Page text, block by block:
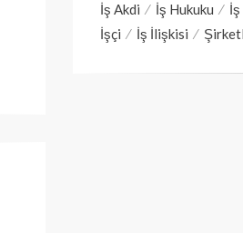
İş Akdi
İş Hukuku İş
İşçi
İş İlişkisi